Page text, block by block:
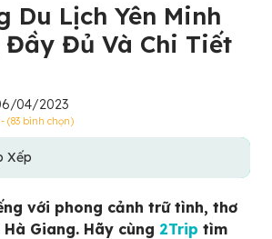
Du Lịch Yên Minh
Đầy Đủ Và Chi Tiết
04/2023
(83 bình chọn)
Xếp
với phong cảnh trữ tình, thơ
Giang. Hãy cùng 2Trip tìm